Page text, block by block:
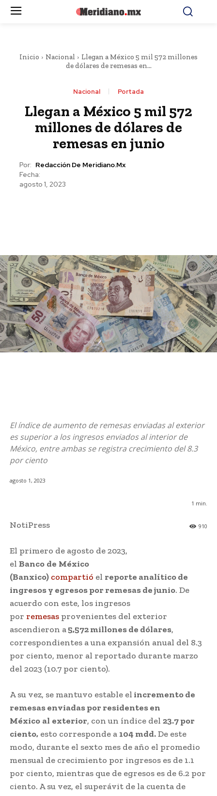
Inicio Nacional
Llegan a México 5 mil 572 millones
de dólares de remesas en...
Nacional Portada
Llegan a México 5 mil 572
millones de dólares de
remesas en junio
Por: Redacción De Meridiano.mx
Fecha:
agosto 1, 2023
El índice de aumento de remesas enviadas al exterior
es superior a los ingresos enviados al interior de
México, entre ambas se registra crecimiento del 8.3
por ciento
agosto 1, 2023
1 min.
910
NotiPress
El primero de agosto de 2023,
el Banco de México
(Banxico) compartió el reporte analítico de
ingresos y egresos por remesas de junio. De
acuerdo con este, los ingresos
por remesas provenientes del exterior
ascendieron a5,572 millones de dólares,
correspondientes a una expansión anual del 8.3
por ciento, menor al reportado durante marzo
del 2023 (10.7 por ciento).
A su vez, se mantuvo estable el incremento de
remesas enviadas por residentes en
México al exterior, con un índice del 23.7 por
ciento, esto corresponde a 104 mdd.De este
modo, durante el sexto mes de año el promedio
mensual de crecimiento por ingresos es de 1.1
por ciento, mientras que de egresos es de 6.2 por
ciento. A su vez, el superávit de la cuenta de